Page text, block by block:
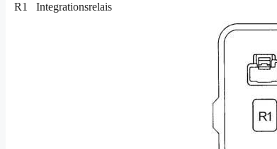
R1
Integrationsrelais